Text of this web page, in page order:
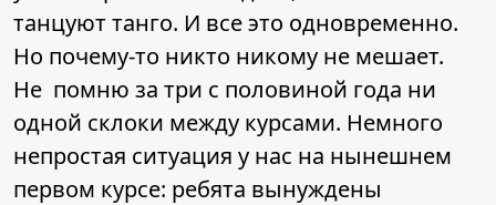
танцуют танго. И все это одновременно.
Но почему-то никто никому не мешает.
Не помню за три с половиной года ни
одной склоки между курсами. Немного
непростая ситуация у нас на нынешнем
первом курсе: ребята вынуждены